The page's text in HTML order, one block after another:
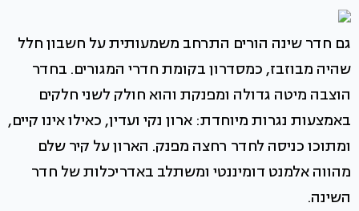
גם חדר שינה הורים התרחב משמעותית על חשבון חלל
שהיה מבוזבז, כמסדרון בקומת חדרי המגורים. בחדר
הוצבה מיטה גדולה ומפנקת והוא חולק לשני חלקים
באמצעות נגרות מיוחדת: ארון נקי ועדין, כאילו אינו קיים,
ומתוכו כניסה לחדר רחצה מפנק. הארון על קיר שלם
מהווה אלמנט דומיננטי ומשתלב באדריכלות של חדר
השינה.